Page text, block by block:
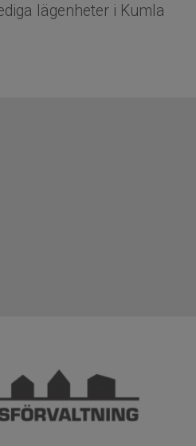
lägenheter i Kumla